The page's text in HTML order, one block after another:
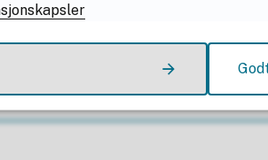
E-post